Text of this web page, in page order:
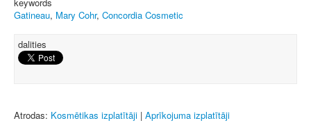
keywords
Gatineau, Mary Cohr, Concordia Cosmetic
dalities
Atrodas: Kosmētikas izplatītāji | Aprīkojuma izplatītāji